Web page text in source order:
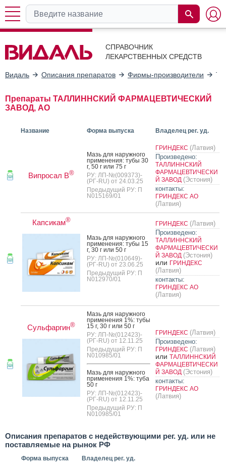
СПРАВОЧНИК
ЛЕКАРСТВЕННЫХ СРЕДСТВ
Видаль Описания препаратов Фирмы-производители
Препараты ТАЛЛИННСКИЙ ФАРМАЦЕВТИЧЕСКИЙ
ЗАВОД, АО
Название Форма выпуска Владелец рег. уд.
Випросал В®
Мазь для на­руж­но­го
при­мене­ния: ту­бы 30
г, 50 г или 75 г
РУ: ЛП-№(009373)-
(РГ-RU) от 24.03.25
Предыдущий РУ: П
N015169/01
ГРИНДЕКС (Латвия)
Произведено:
ТАЛЛИННСКИЙ
ФАРМАЦЕВТИЧЕСКИ
Й ЗАВОД (Эстония)
контакты:
ГРИНДЕКС АО
(Латвия)
Капсикам®
Мазь для на­руж­но­го
при­мене­ния: ту­бы 15
г, 30 г или 50 г
РУ: ЛП-№(010649)-
(РГ-RU) от 23.06.25
Предыдущий РУ: П
N012970/01
ГРИНДЕКС (Латвия)
Произведено:
ТАЛЛИННСКИЙ
ФАРМАЦЕВТИЧЕСКИ
Й ЗАВОД (Эстония)
или ГРИНДЕКС
(Латвия)
контакты:
ГРИНДЕКС АО
(Латвия)
Сульфаргин®
Мазь для на­руж­но­го
при­мене­ния 1%: ту­бы
15 г, 30 г или 50 г
РУ: ЛП-№(012423)-
(РГ-RU) от 12.11.25
Предыдущий РУ: П
N010985/01
Мазь для на­руж­но­го
при­мене­ния 1%: ту­ба
50 г
РУ: ЛП-№(012423)-
(РГ-RU) от 12.11.25
Предыдущий РУ: П
N010985/01
ГРИНДЕКС (Латвия)
Произведено:
ГРИНДЕКС (Латвия)
или ТАЛЛИННСКИЙ
ФАРМАЦЕВТИЧЕСКИ
Й ЗАВОД (Эстония)
контакты:
ГРИНДЕКС АО
(Латвия)
Описания препаратов с недействующими рег. уд. или не
поставляемые на рынок РФ
Форма выпуска Владелец рег. уд.